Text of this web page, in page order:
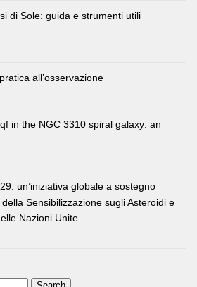
di Sole: guida e strumenti utili
all’osservazione
in the NGC 3310 spiral galaxy: an
un’iniziativa globale a sostegno
Sensibilizzazione sugli Asteroidi e
Nazioni Unite.